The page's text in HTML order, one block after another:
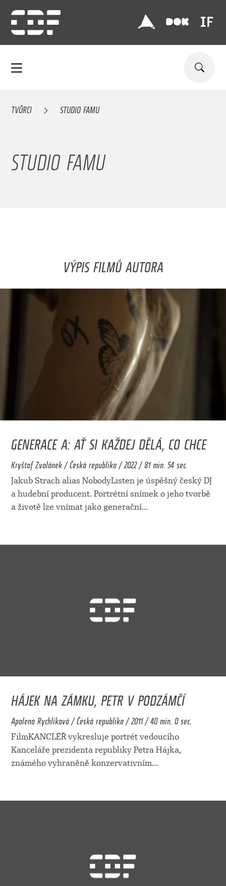
TVŮRCI STUDIO FAMU
STUDIO FAMU
VÝPIS FILMŮ AUTORA
GENERACE A: AŤ SI KAŽDEJ DĚLÁ, CO CHCE
Kryštof Zvolánek / Česká republika / 2022 / 81 min. 54 sec.
Jakub Strach alias NobodyListen je úspěšný český DJ
a hudební producent. Portrétní snímek o jeho tvorbě
a životě lze vnímat jako generační...
HÁJEK NA ZÁMKU, PETR V PODZÁMČÍ
Apolena Rychlíková / Česká republika / 2011 / 40 min. 0 sec.
FilmKANCLÉŘ vykresluje portrét vedoucího
Kanceláře prezidenta republiky Petra Hájka,
známého vyhraněně konzervativním...